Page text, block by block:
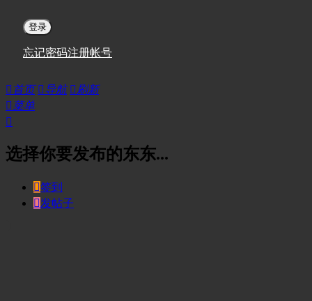
登录
忘记密码注册帐号
 首页 导航  刷新
菜单

选择你要发布的东东...
签到
发帖子